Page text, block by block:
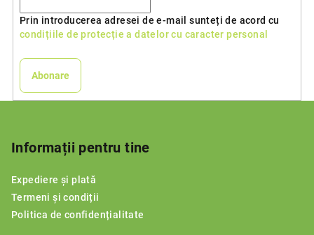
Prin introducerea adresei de e-mail sunteți de acord cu
condițiile de protecție a datelor cu caracter personal
Abonare
Informații pentru tine
Expediere și plată
Termeni și condiții
Politica de confidențialitate